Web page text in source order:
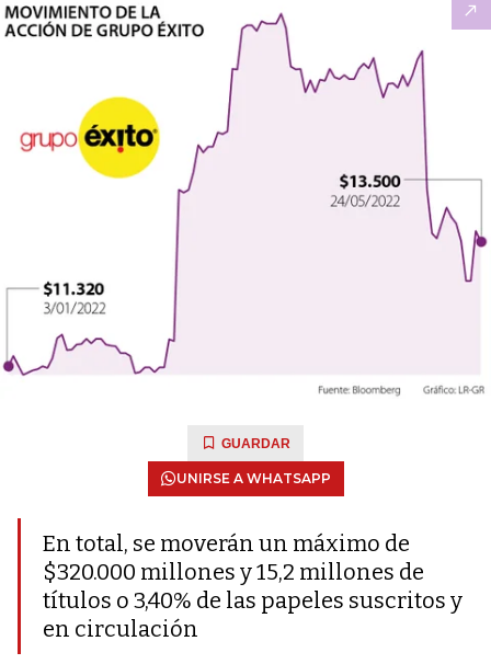
GUARDAR
UNIRSE A WHATSAPP
En total, se moverán un máximo de
$320.000 millones y 15,2 millones de
títulos o 3,40% de las papeles suscritos y
en circulación